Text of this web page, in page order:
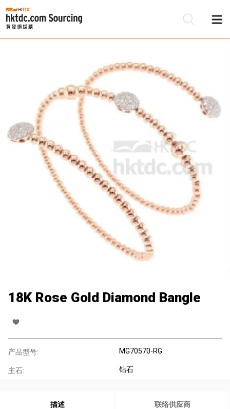
18K Rose Gold Diamond Bangle
产品型号: MG70570-RG
主石: 钻石
描述 联络供应商